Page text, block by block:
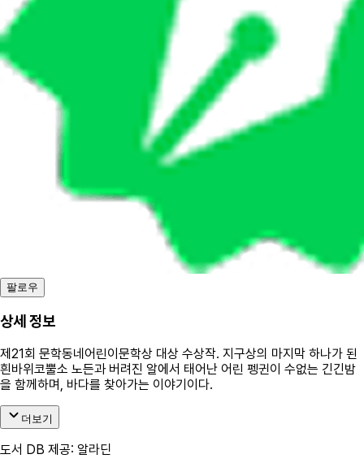
팔로우
상세 정보
제21회 문학동네어린이문학상 대상 수상작. 지구상의 마지막 하나가 된
흰바위코뿔소 노든과 버려진 알에서 태어난 어린 펭귄이 수없는 긴긴밤
을 함께하며, 바다를 찾아가는 이야기이다.
더보기
도서 DB 제공: 알라딘